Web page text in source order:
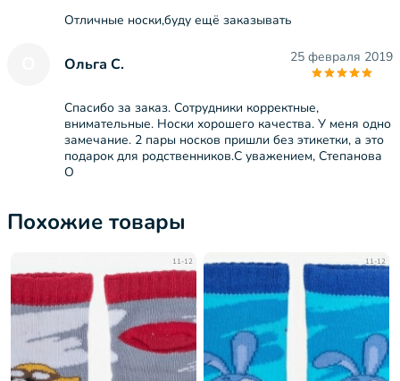
Отличные носки,буду ещё заказывать
Ольга С. 25 февраля 2019
Спасибо за заказ. Сотрудники корректные,
внимательные. Носки хорошего качества. У меня одно
замечание. 2 пары носков пришли без этикетки, а это
подарок для родственников.С уважением, Степанова
О
Похожие товары
11-12 11-12